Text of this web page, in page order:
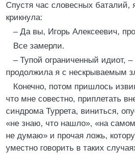
Спустя час словесных баталий,
крикнула:
– Да вы, Игорь Алексеевич,
Все замерли.
– Тупой ограниченный идиот,
продолжила я с нескрываемым
Конечно, потом пришлось
что мне совестно, приплетать
синдрома Туррета, виниться,
«не знаю, что нашло», «на
не думаю» и прочая ложь,
уместно говорить в таких